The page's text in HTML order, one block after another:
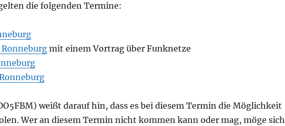
die folgenden Termine:
Ronneburgmit einem Vortrag über Funknetze
weißt darauf hin, dass es bei diesem Termin die Möglichkeit
Wer an diesem Termin nicht kommen kann oder mag, möge sich